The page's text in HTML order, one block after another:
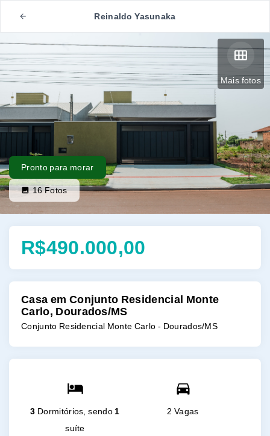
Reinaldo Yasunaka
Mais fotos
Pronto para morar
16Fotos
R$490.000,00
Casa em Conjunto Residencial Monte
Carlo, Dourados/MS
Conjunto Residencial Monte Carlo - Dourados/MS
3 Dormitórios, sendo 1
suíte
2 Vagas